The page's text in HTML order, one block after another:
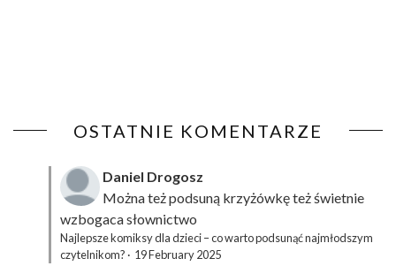
OSTATNIE KOMENTARZE
Daniel Drogosz
Można też podsuną krzyżówkęteż świetnie
wzbogaca słownictwo
Najlepsze komiksy dla dzieci – co warto podsunąć najmłodszym
czytelnikom? · 19 February 2025